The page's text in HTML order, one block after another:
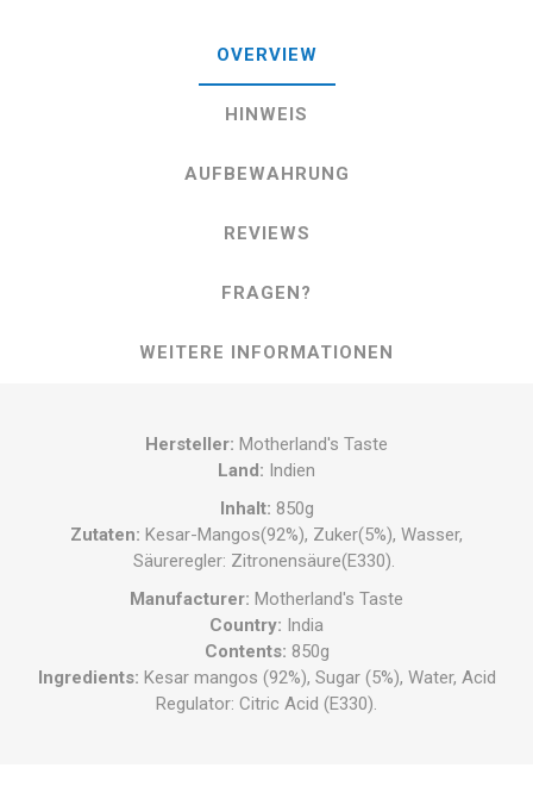
OVERVIEW
HINWEIS
AUFBEWAHRUNG
REVIEWS
FRAGEN?
WEITERE INFORMATIONEN
Hersteller: Motherland's Taste
Land: Indien
Inhalt: 850g
Zutaten: Kesar-Mangos(92%), Zuker(5%), Wasser,
Säureregler: Zitronensäure(E330).
Manufacturer: Motherland's Taste
Country: India
Contents: 850g
Ingredients: Kesar mangos (92%), Sugar (5%), Water, Acid
Regulator: Citric Acid (E330).